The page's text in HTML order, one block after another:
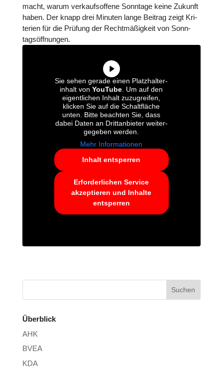
macht, warum ver­kaufs­of­fene Sonntage keine Zukunft
haben. Der knapp drei Minuten lange Beitrag zeigt Kri­
te­rien für die Prüfung der Recht­mä­ßig­keit von Sonn­
tags­öff­nun­gen.
Sie sehen gerade einen Platz­hal­ter­
in­halt vonYouTube . Um auf den
eigent­li­chen Inhalt zuzu­grei­fen,
klicken Sie auf die Schalt­flä­che
unten. Bitte beachten Sie, dass
dabei Daten an Dritt­an­bie­ter wei­ter­
ge­ge­ben werden.
Mehr Infor­ma­tio­nen
Inhalt ent­sper­ren
Erfor­der­li­chen Service
akzep­tie­ren und Inhalte
ent­sper­ren
Überblick
AHK
BVEA
KDA